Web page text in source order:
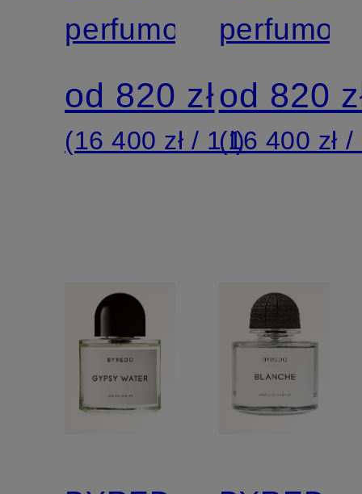
perfumowana
od 820 zł
(16 400 zł / 1 l)
od 820
(16 400 zł /